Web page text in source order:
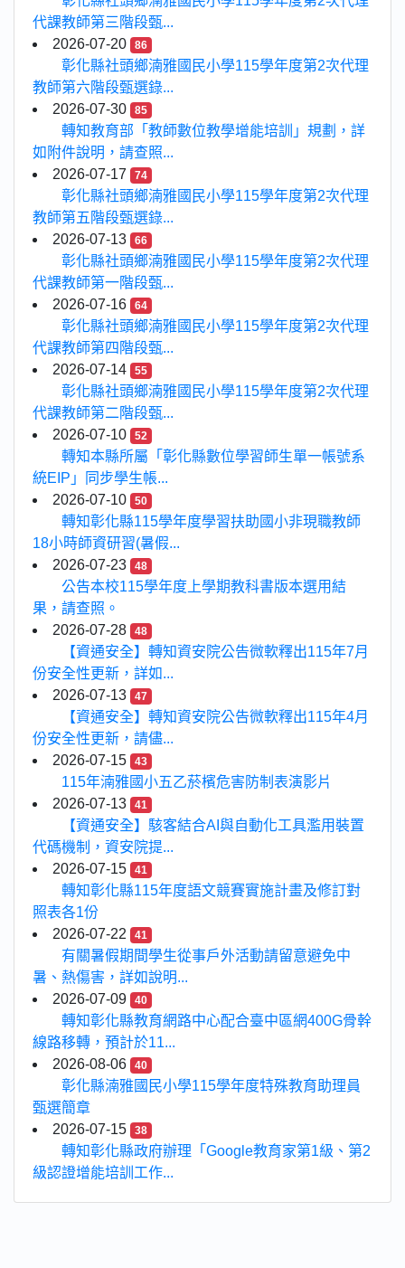
代課教師第三階段甄...
2026-07-20
86
彰化縣社頭鄉湳雅國民小學115學年度第2次代理
教師第六階段甄選錄...
2026-07-30
85
轉知教育部「教師數位教學增能培訓」規劃，詳
如附件說明，請查照...
2026-07-17
74
彰化縣社頭鄉湳雅國民小學115學年度第2次代理
教師第五階段甄選錄...
2026-07-13
66
彰化縣社頭鄉湳雅國民小學115學年度第2次代理
代課教師第一階段甄...
2026-07-16
64
彰化縣社頭鄉湳雅國民小學115學年度第2次代理
代課教師第四階段甄...
2026-07-14
55
彰化縣社頭鄉湳雅國民小學115學年度第2次代理
代課教師第二階段甄...
2026-07-10
52
轉知本縣所屬「彰化縣數位學習師生單一帳號系
統EIP」同步學生帳...
2026-07-10
50
轉知彰化縣115學年度學習扶助國小非現職教師
18小時師資研習(暑假...
2026-07-23
48
公告本校115學年度上學期教科書版本選用結
果，請查照。
2026-07-28
48
【資通安全】轉知資安院公告微軟釋出115年7月
份安全性更新，詳如...
2026-07-13
47
【資通安全】轉知資安院公告微軟釋出115年4月
份安全性更新，請儘...
2026-07-15
43
115年湳雅國小五乙菸檳危害防制表演影片
2026-07-13
41
【資通安全】駭客結合AI與自動化工具濫用裝置
代碼機制，資安院提...
2026-07-15
41
轉知彰化縣115年度語文競賽實施計畫及修訂對
照表各1份
2026-07-22
41
有關暑假期間學生從事戶外活動請留意避免中
暑、熱傷害，詳如說明...
2026-07-09
40
轉知彰化縣教育網路中心配合臺中區網400G骨幹
線路移轉，預計於11...
2026-08-06
40
彰化縣湳雅國民小學115學年度特殊教育助理員
甄選簡章
2026-07-15
38
轉知彰化縣政府辦理「Google教育家第1級、第2
級認證增能培訓工作...